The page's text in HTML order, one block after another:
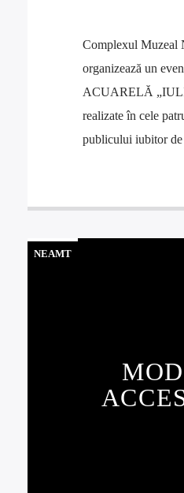
Complexul Muzeal
organizează un
ACUARELĂ
realizate în cele
publicului iubitor
NEAMT